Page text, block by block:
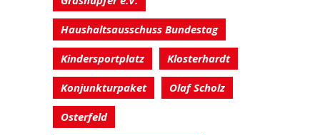
Haushaltsausschuss Bundestag
Kindersportplatz Klosterhardt
Konjunkturpaket Olaf Scholz
Osterfeld